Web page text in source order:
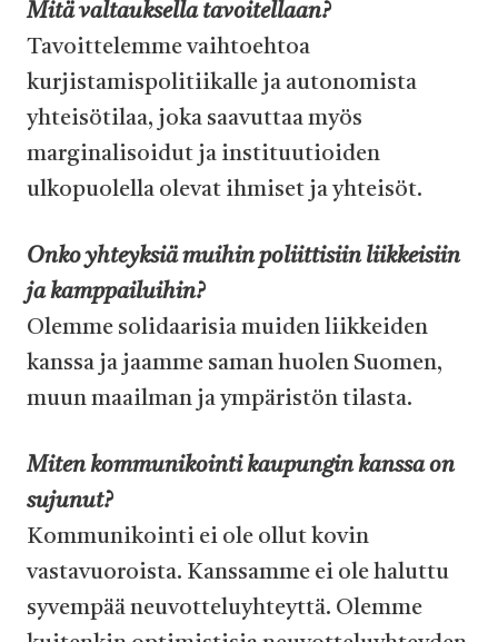
Mitä valtauksella tavoitellaan?
Tavoittelemme vaihtoehtoa
kurjistamispolitiikalle ja autonomista
yhteisötilaa, joka saavuttaa myös
marginalisoidut ja instituutioiden
ulkopuolella olevat ihmiset ja yhteisöt.
Onko yhteyksiä muihin poliittisiin liikkeisiin
ja kamppailuihin?
Olemme solidaarisia muiden liikkeiden
kanssa ja jaamme saman huolen Suomen,
muun maailman ja ympäristön tilasta.
⁠Miten kommunikointi kaupungin kanssa on
sujunut?
Kommunikointi ei ole ollut kovin
vastavuoroista. Kanssamme ei ole haluttu
syvempää neuvotteluyhteyttä. Olemme